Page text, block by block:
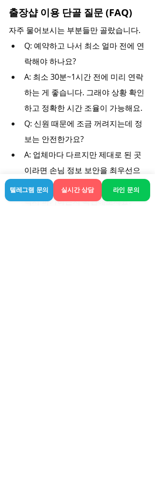
출장샵 이용 단골 질문 (FAQ)
자주 물어보시는 부분들만 골랐습니다.
Q: 예약하고 나서 최소 얼마 전에 연
락해야 하나요?
A: 최소 30분~1시간 전에 미리 연락
하는 게 좋습니다. 그래야 상황 확인
하고 정확한 시간 조율이 가능해요.
Q: 신원 때문에 조금 꺼려지는데 정
보는 안전한가요?
A: 업체마다 다르지만 제대로 된 곳
이라면 손님 정보 보안을 최우선으
로 합니다. 이용 끝나면 개인정보는
즉시 파기하는지 확인해보세요.
텔레그램 문의 실시간 상담 라인 문의